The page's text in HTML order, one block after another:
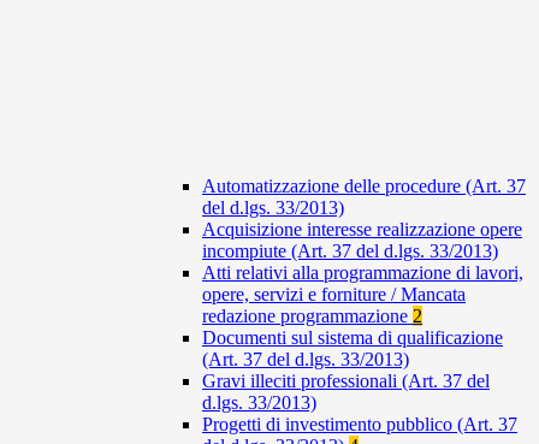
Automatizzazione delle procedure (Art. 37
del d.lgs. 33/2013)
Acquisizione interesse realizzazione opere
incompiute (Art. 37 del d.lgs. 33/2013)
Atti relativi alla programmazione di lavori,
opere, servizi e forniture / Mancata
redazione programmazione 2
Documenti sul sistema di qualificazione
(Art. 37 del d.lgs. 33/2013)
Gravi illeciti professionali (Art. 37 del
d.lgs. 33/2013)
Progetti di investimento pubblico (Art. 37